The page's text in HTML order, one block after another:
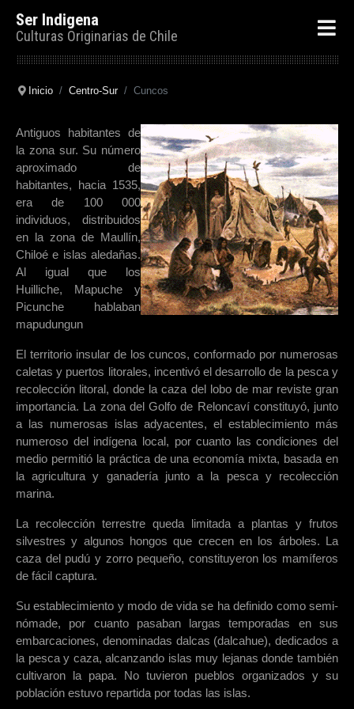
Ser Indigena
Culturas Originarias de Chile
Inicio Centro-Sur Cuncos
Antiguos habitantes de
la zona sur. Su número
aproximado de
habitantes, hacia 1535,
era de 100 000
individuos, distribuidos
en la zona de Maullín,
Chiloé e islas aledañas.
Al igual que los
Huilliche, Mapuche y
Picunche hablaban
mapudungun
El territorio insular de los cuncos, conformado por numerosas
caletas y puertos litorales, incentivó el desarrollo de la pesca y
recolección litoral, donde la caza del lobo de mar reviste gran
importancia. La zona del Golfo de Reloncaví constituyó, junto
a las numerosas islas adyacentes, el establecimiento más
numeroso del indígena local, por cuanto las condiciones del
medio permitió la práctica de una economía mixta, basada en
la agricultura y ganadería junto a la pesca y recolección
marina.
La recolección terrestre queda limitada a plantas y frutos
silvestres y algunos hongos que crecen en los árboles. La
caza del pudú y zorro pequeño, constituyeron los mamíferos
de fácil captura.
Su establecimiento y modo de vida se ha definido como semi-
nómade, por cuanto pasaban largas temporadas en sus
embarcaciones, denominadas dalcas (dalcahue), dedicados a
la pesca y caza, alcanzando islas muy lejanas donde también
cultivaron la papa. No tuvieron pueblos organizados y su
población estuvo repartida por todas las islas.